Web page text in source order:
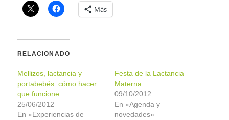
Más
RELACIONADO
Mellizos, lactancia y
portabebés: cómo hacer
que funcione
25/06/2012
En «Experiencias de
Festa de la Lactancia
Materna
09/10/2012
En «Agenda y
novedades»